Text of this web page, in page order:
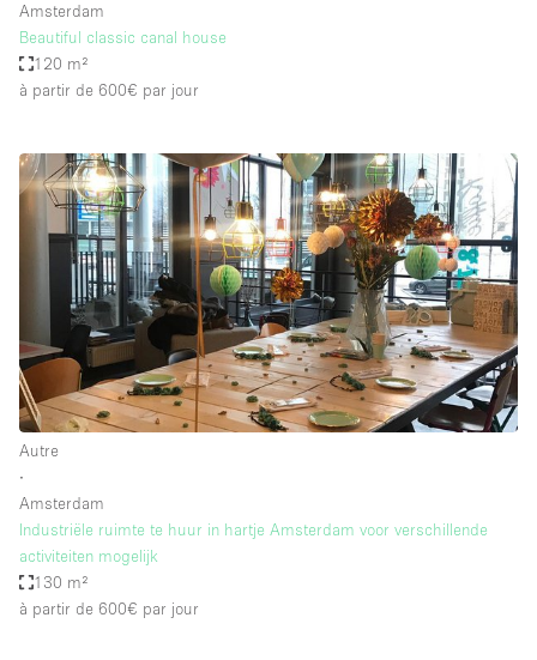
Amsterdam
Beautiful classic canal house
120 m²
à partir de 600€ par jour
Autre
∙
Amsterdam
Industriële ruimte te huur in hartje Amsterdam voor verschillende
activiteiten mogelijk
130 m²
à partir de 600€ par jour